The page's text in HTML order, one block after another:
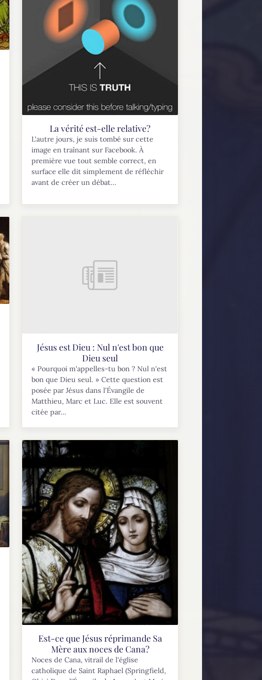
La vérité est-elle relative?
L'autre jours, je suis tombé sur cette
image en traînant sur Facebook. À
première vue tout semble correct, en
surface elle dit simplement de réfléchir
avant de créer un débat...
Jésus est Dieu : Nul n'est bon que
Dieu seul
« Pourquoi m'appelles-tu bon ? Nul n'est
bon que Dieu seul. » Cette question est
posée par Jésus dans l’Évangile de
Matthieu, Marc et Luc. Elle est souvent
citée par...
Est-ce que Jésus réprimande Sa
Mère aux noces de Cana?
Noces de Cana, vitrail de l'église
catholique de Saint Raphael (Springfield,